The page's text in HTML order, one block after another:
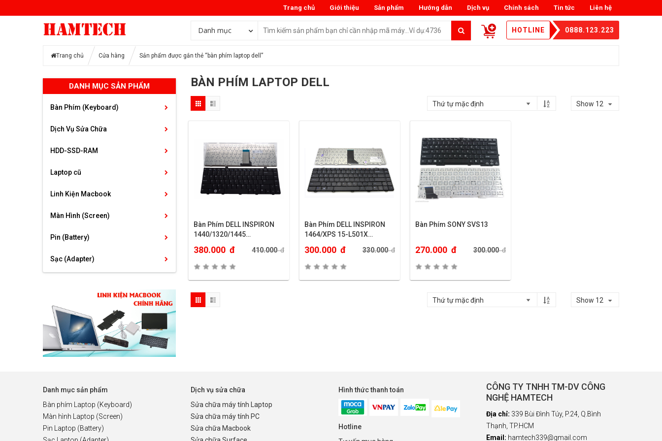
Liên hệ
Tin tức
Chính sách
Dịch vụ
Hướng dẫn
Sản phẩm
Giới thiệu
Trang chủ
Danh mục HOTLINE 0888.123.223
Trang chủ Cửa hàng Sản phẩm được gắn thẻ “bàn phím laptop dell”
DANH MỤC SẢN PHẨM
Bàn Phím (Keyboard)
Dịch Vụ Sửa Chữa
HDD-SSD-RAM
Laptop cũ
Linh Kiện Macbook
Màn Hình (Screen)
Pin (Battery)
Sạc (Adapter)
BÀN PHÍM LAPTOP DELL
Show 12
Bàn Phím DELL INSPIRON
1440/1320/1445…
380.000 đ 410.000đ
Bàn Phím DELL INSPIRON
1464/XPS 15-L501X…
300.000 đ 330.000đ
Bàn Phím SONY SVS13
270.000 đ 300.000đ
Show 12
Danh mục sản phẩm
Bàn phím Laptop (Keyboard)
Màn hình Laptop (Screen)
Pin Laptop (Battery)
Dịch vụ sửa chữa
Sửa chữa máy tính Laptop
Sửa chữa máy tính PC
Sửa chữa Macbook
Hình thức thanh toán
Hotline
CÔNG TY TNHH TM-DV CÔNG
NGHỆ HAMTECH
Địa chỉ: 339 Bùi Đình Túy, P.24, Q.Bình
Thạnh, TP.HCM
Email: hamtech339@gmail.com